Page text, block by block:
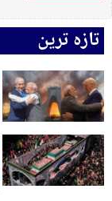
تازہ ترین